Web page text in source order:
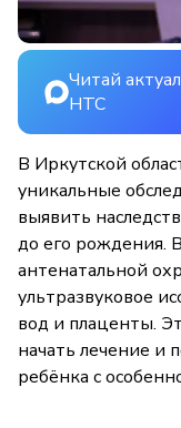
Читай
НТС
В Иркутской
уникальные
выявить
до его рождения.
антенатальной
ультразвуковое
вод и плаценты.
начать лечение и
ребёнка с